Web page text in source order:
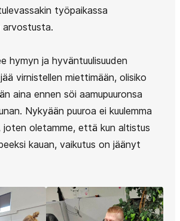
työpaikassa
arvostusta.
hymyn ja hyväntuulisuuden
virnistellen miettimään, olisiko
aina ennen söi aamupuuronsa
Nykyään puuroa ei kuulemma
joten oletamme, että kun altistus
kauan, vaikutus on jäänyt